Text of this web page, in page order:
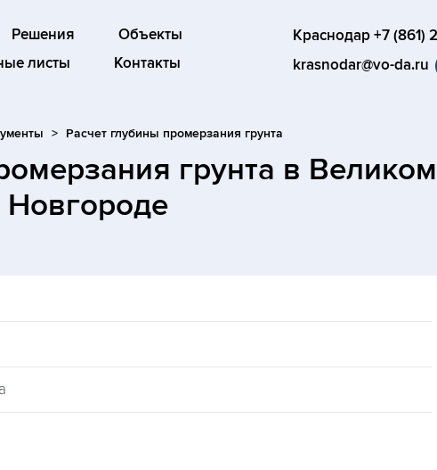
Решения
Объекты
листы Контакты
Краснодар +7 (861)
krasnodar@vo-da.ru
Расчет глубины промерзания грунта
грунта в Великом
Новгороде